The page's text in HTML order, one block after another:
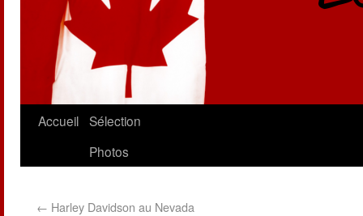
Accueil Sélection
Photos
← Harley Davidson au Nevada